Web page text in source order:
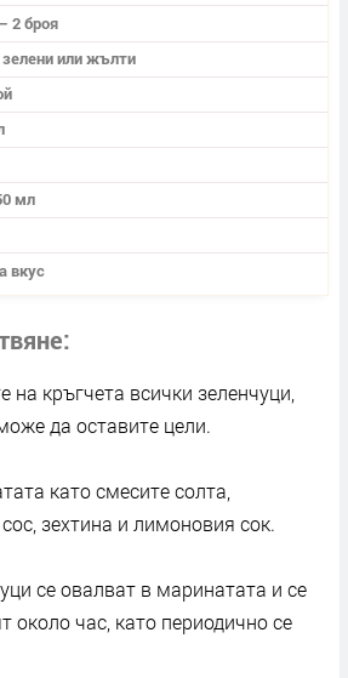
– 2 броя
зелени или жълти
мл
вкус
на кръгчета всички зеленчуци,
да оставите цели.
като смесите солта,
зехтина и лимоновия сок.
се овалват в маринатата и се
около час, като периодично се